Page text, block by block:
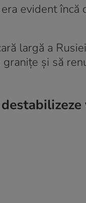
evident încă
largă a
și să